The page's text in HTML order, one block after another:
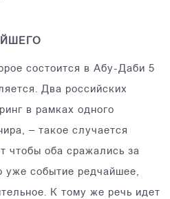
состоится в Абу-Даби 5
Два российских
в рамках одного
– такое случается
чтобы оба сражались за
уже событие редчайшее,
К тому же речь идет